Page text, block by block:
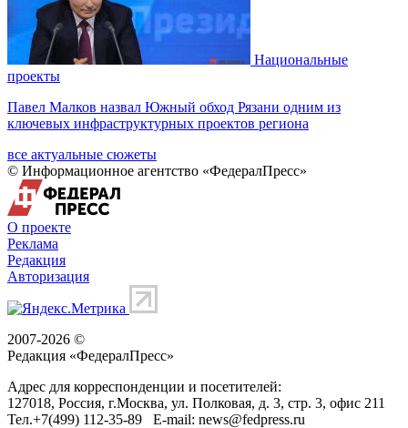
Национальные
проекты
Павел Малков назвал Южный обход Рязани одним из
ключевых инфраструктурных проектов региона
все актуальные сюжеты
© Информационное агентство «ФедералПресс»
О проекте
Реклама
Редакция
Авторизация
2007-2026 ©
Редакция «ФедералПресс»
Адрес для корреспонденции и посетителей:
127018, Россия, г.Москва, ул. Полковая, д. 3, стр. 3, офис 211
Тел.+7(499) 112-35-89 E-mail: news@fedpress.ru